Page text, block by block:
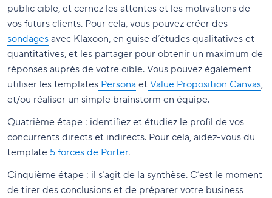
public cible, et cernez les attentes et les motivations de
vos futurs clients. Pour cela, vous pouvez créer des
sondages avec Klaxoon, en guise d’études qualitatives et
quantitatives, et les partager pour obtenir un maximum de
réponses auprès de votre cible. Vous pouvez également
utiliser les templates Persona et Value Proposition Canvas,
et/ou réaliser un simple brainstorm en équipe.
Quatrième étape : identifiez et étudiez le profil de vos
concurrents directs et indirects. Pour cela, aidez-vous du
template 5 forces de Porter.
Cinquième étape : il s’agit de la synthèse. C’est le moment
de tirer des conclusions et de préparer votre business